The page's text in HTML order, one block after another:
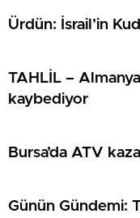
Ürdün: İsrail’in
TAHLİL –
kaybediyor
Bursa’da ATV
Günün Gündemi: